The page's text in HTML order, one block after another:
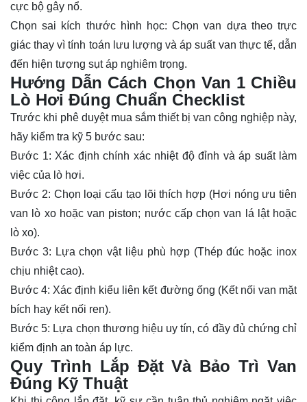
cực bộ gây nổ.
Chọn sai kích thước hình học: Chọn van dựa theo trực
giác thay vì tính toán lưu lượng và áp suất van thực tế, dẫn
đến hiện tượng sụt áp nghiêm trọng.
Hướng Dẫn Cách Chọn Van 1 Chiều
Lò Hơi Đúng Chuẩn Checklist
Trước khi phê duyệt mua sắm thiết bị van công nghiệp này,
hãy kiểm tra kỹ 5 bước sau:
Bước 1: Xác định chính xác nhiệt độ đỉnh và áp suất làm
việc của lò hơi.
Bước 2: Chọn loại cấu tạo lõi thích hợp (Hơi nóng ưu tiên
van lò xo hoặc van piston; nước cấp chọn van lá lật hoặc
lò xo).
Bước 3: Lựa chọn vật liệu phù hợp (Thép đúc hoặc inox
chịu nhiệt cao).
Bước 4: Xác định kiểu liên kết đường ống (Kết nối van mặt
bích hay kết nối ren).
Bước 5: Lựa chọn thương hiệu uy tín, có đầy đủ chứng chỉ
kiểm định an toàn áp lực.
Quy Trình Lắp Đặt Và Bảo Trì Van
Đúng Kỹ Thuật